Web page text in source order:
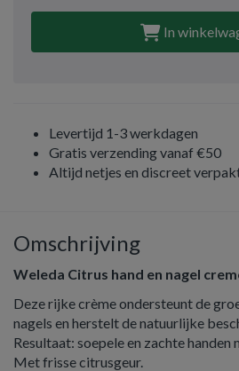
In
Levertijd 1-3 werkdagen
Gratis verzending vanaf €50
Altijd netjes en discreet
Omschrijving
Weleda Citrus hand en nagel
Deze rijke crème ondersteunt de
nagels en herstelt de natuurlijke
Resultaat: soepele en zachte handen
Met frisse citrusgeur.